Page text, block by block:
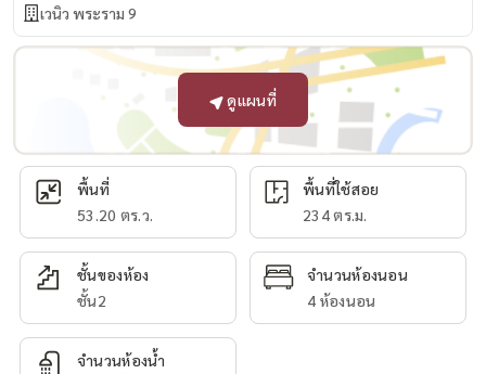
เวนิว พระราม 9
ดูแผนที่
พื้นที่
53.20 ตร.ว.
พื้นที่ใช้สอย
234 ตร.ม.
ชั้นของห้อง
ชั้น2
จำนวนห้องนอน
4 ห้องนอน
จำนวนห้องน้ำ